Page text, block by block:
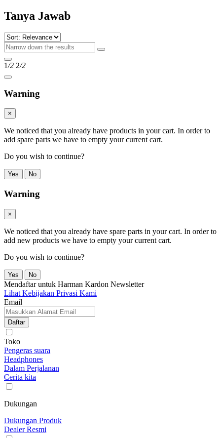
Tanya Jawab
1/2 2/2
Warning
×
We noticed that you already have products in your cart. In order to
add spare parts we have to empty your current cart.
Do you wish to continue?
Yes No
Warning
×
We noticed that you already have spare parts in your cart. In order to
add new products we have to empty your current cart.
Do you wish to continue?
Yes No
Mendaftar untuk Harman Kardon Newsletter
Lihat Kebijakan Privasi Kami
Email
Daftar
Toko
Pengeras suara
Headphones
Dalam Perjalanan
Cerita kita
Dukungan
Dukungan Produk
Dealer Resmi